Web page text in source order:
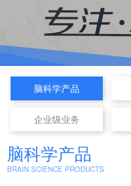
脑科学产品
企业级业务
脑科学产品
BRAIN SCIENCE PRODUCTS